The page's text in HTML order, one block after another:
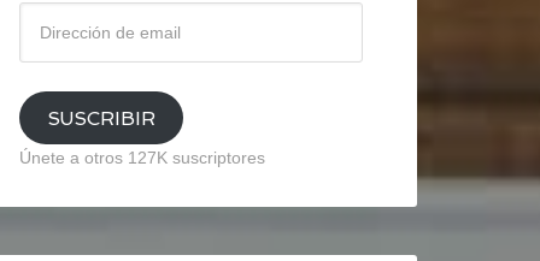
email
SUSCRIBIR
Únete a otros 127K suscriptores